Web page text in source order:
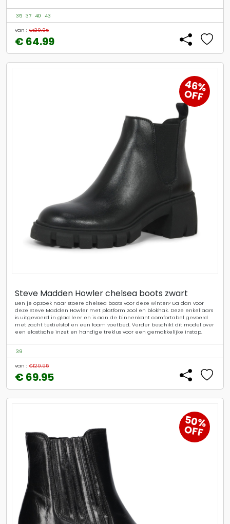
35 37 40 43
van : €129.95
€ 64.99
46%
OFF
Steve Madden Howler chelsea boots zwart
Ben je opzoek naar stoere chelsea boots voor deze winter? Ga dan voor
deze Steve Madden Howler met platform zool en blokhak. Deze enkellaars
is uitgevoerd in glad leer en is aan de binnenkant comfortabel gevoerd
met zacht textielstof en een foam voetbed. Verder beschikt dit model over
een elastische inzet en handige treklus voor een gemakkelijke instap.
39
van : €129.95
€ 69.95
50%
OFF